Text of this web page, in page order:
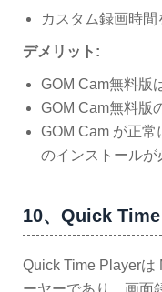
カスタム録画時間
デメリット:
GOM Cam無料版
GOM Cam無料版
GOM Cam が正
のインストールが
10、Quick
Quick Time Playerは
ーヤーであり、画面